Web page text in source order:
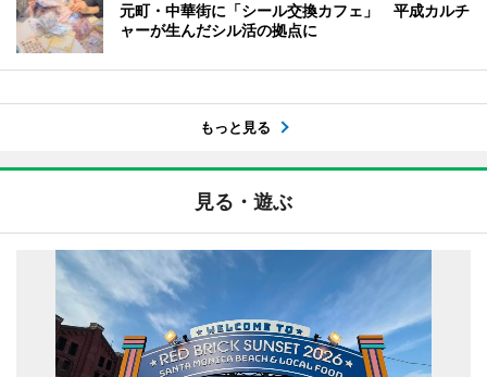
元町・中華街に「シール交換カフェ」 平成カルチ
ャーが生んだシル活の拠点に
もっと見る
見る・遊ぶ